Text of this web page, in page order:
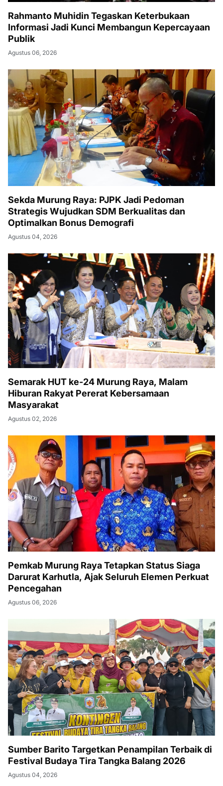
Rahmanto Muhidin Tegaskan Keterbukaan
Informasi Jadi Kunci Membangun Kepercayaan
Publik
Agustus 06, 2026
Sekda Murung Raya: PJPK Jadi Pedoman
Strategis Wujudkan SDM Berkualitas dan
Optimalkan Bonus Demografi
Agustus 04, 2026
Semarak HUT ke-24 Murung Raya, Malam
Hiburan Rakyat Pererat Kebersamaan
Masyarakat
Agustus 02, 2026
Pemkab Murung Raya Tetapkan Status Siaga
Darurat Karhutla, Ajak Seluruh Elemen Perkuat
Pencegahan
Agustus 06, 2026
Sumber Barito Targetkan Penampilan Terbaik di
Festival Budaya Tira Tangka Balang 2026
Agustus 04, 2026